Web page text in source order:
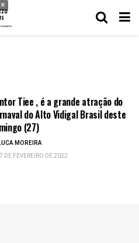
Tiee , é a grande atração do
do Alto Vidigal Brasil deste
(27)
MOREIRA
DE FEVEREIRO DE 2022
×